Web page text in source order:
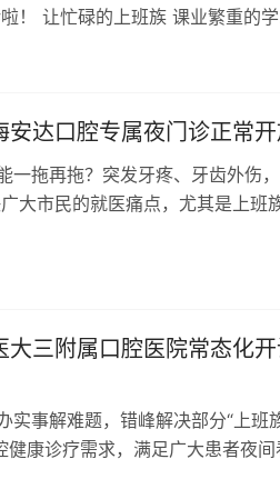
！ 让忙碌的上班族 课业繁重的学
达口腔专属夜门诊正常
一拖再拖？突发牙疼、牙齿外伤
大市民的就医痛点，尤其是上班
三附属口腔医院常态化
实事解难题，错峰解决部分“上班
健康诊疗需求，满足广大患者夜间
的…